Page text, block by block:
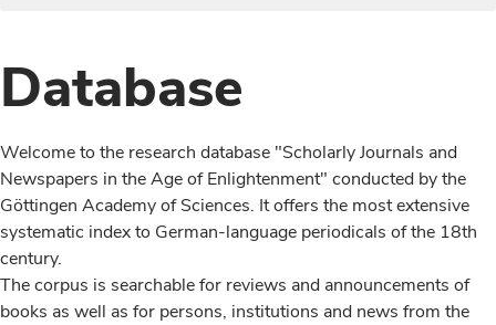
Database
Welcome to the research database "Scholarly Journals and
Newspapers in the Age of Enlightenment" conducted by the
Göttingen Academy of Sciences. It offers the most extensive
systematic index to German-language periodicals of the 18th
century.
The corpus is searchable for reviews and announcements of
books as well as for persons, institutions and news from the